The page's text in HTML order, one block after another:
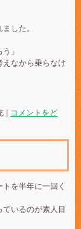
した。
」
なから乗らなけ
コメントをど
を半年に一回く
いるのが素人目